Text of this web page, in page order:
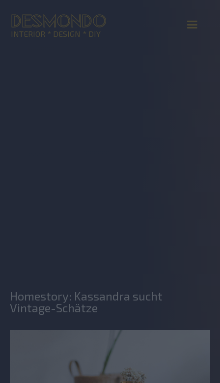
DESMONDO
INTERIOR * DESIGN * DIY
Homestory: Kassandra sucht
Vintage-Schätze